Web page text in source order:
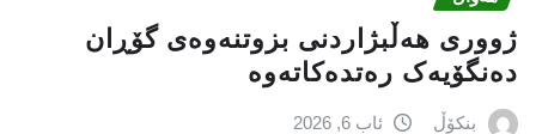
ژووری هەڵبژاردنی بزوتنەوەى گۆڕان
دەنگۆیەک رەتدەکاتەوە
بنکۆڵ ئاب 6, 2026